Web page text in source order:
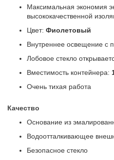
Максимальная экономия
высококачественной
Цвет: Фиолетовый
Внутреннее освещение с
Лобовое стекло
Вместимость контейнера:
Очень тихая работа
Качество
Основание из
Водоотталкивающее
Безопасное стекло